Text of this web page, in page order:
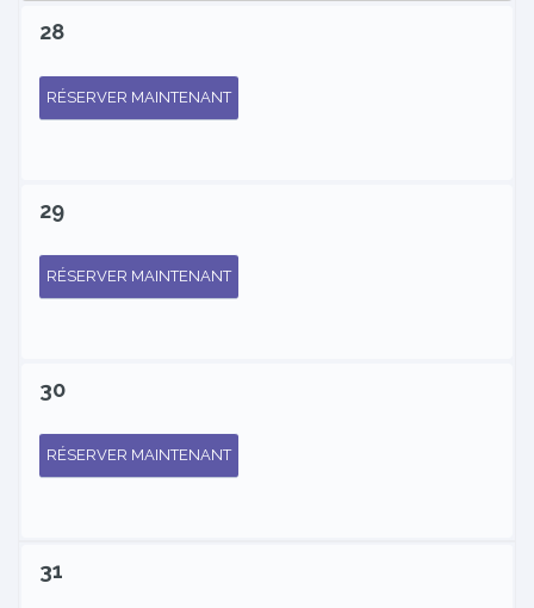
28
RÉSERVER MAINTENANT
29
RÉSERVER MAINTENANT
30
RÉSERVER MAINTENANT
31